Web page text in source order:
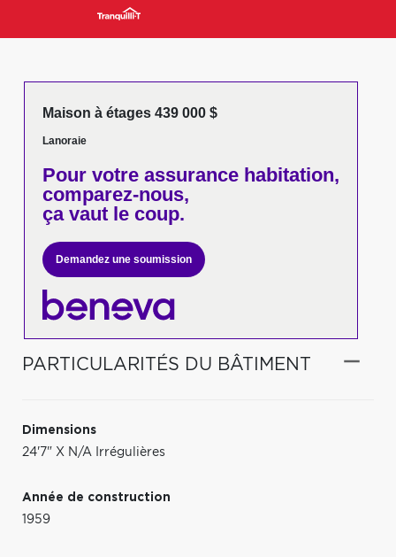
Maison à étages 439 000 $
Lanoraie
Pour votreassurance habitation,
comparez-nous,
ça vaut le coup.
Demandez une soumission
PARTICULARITÉS DU BÂTIMENT
Dimensions
24'7" X N/A Irrégulières
Année de construction
1959